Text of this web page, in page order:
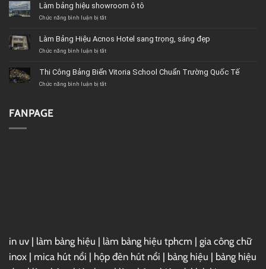
chicken
road
Làm bảng hiệu showroom ô tô
Chức năng bình luận bị tắtở
hiệu
showroom
Làm Bảng Hiệu Acnos Hotel sang trọng, sáng đẹp
Chức năng bình luận bị tắtở
Hiệu
Acnos
Thi Công Bảng Biển Vitoria School Chuẩn Trường Quốc Tế
Chức năng bình luận bị tắtở
FANPAGE
in uv | làm bảng hiệu | làm bảng hiệu tphcm | gia công chữ
inox | mica hút nổi | hộp đèn hút nổi | bảng hiệu | bảng hiệu